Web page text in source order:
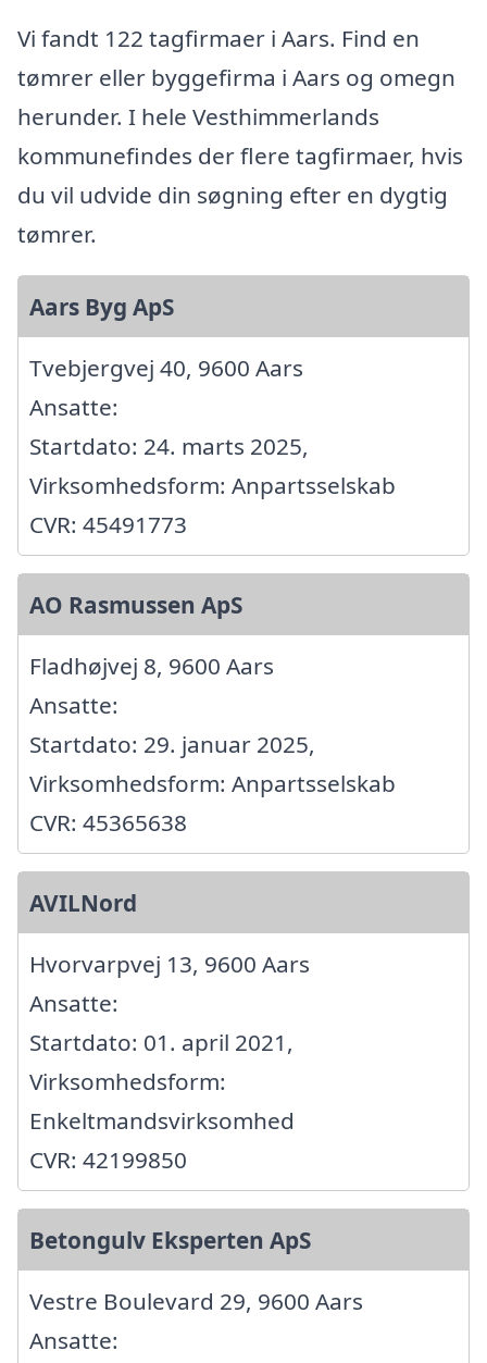
Vi fandt 122 tagfirmaer i Aars. Find en
tømrer eller byggefirma i Aars og omegn
herunder. I hele Vesthimmerlands
kommunefindes der flere tagfirmaer, hvis
du vil udvide din søgning efter en dygtig
tømrer.
Aars Byg ApS
Tvebjergvej 40, 9600 Aars
Ansatte:
Startdato: 24. marts 2025,
Virksomhedsform: Anpartsselskab
CVR: 45491773
AO Rasmussen ApS
Fladhøjvej 8, 9600 Aars
Ansatte:
Startdato: 29. januar 2025,
Virksomhedsform: Anpartsselskab
CVR: 45365638
AVILNord
Hvorvarpvej 13, 9600 Aars
Ansatte:
Startdato: 01. april 2021,
Virksomhedsform:
Enkeltmandsvirksomhed
CVR: 42199850
Betongulv Eksperten ApS
Vestre Boulevard 29, 9600 Aars
Ansatte: